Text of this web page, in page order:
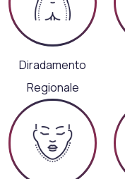
Diradamento
Regionale